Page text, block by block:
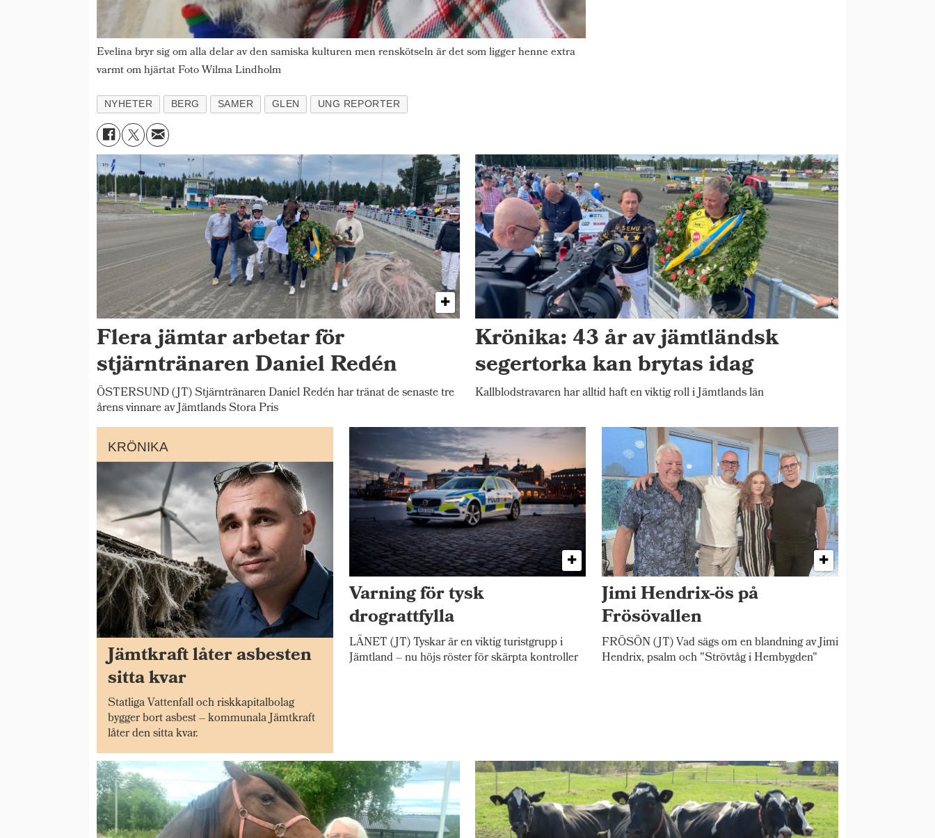
Evelina bryr sig om alla delar av den samiska kulturen men renskötseln är det som ligger henne extra
varmt om hjärtat Foto Wilma Lindholm
NYHETER BERG SAMER GLEN UNG REPORTER
Flera jämtar arbetar för
stjärntränaren Daniel Redén
ÖSTERSUND (JT) Stjärntränaren Daniel Redén har tränat de senaste tre
årens vinnare av Jämtlands Stora Pris
Krönika: 43 år av jämtländsk
segertorka kan brytas idag
Kallblodstravaren har alltid haft en viktig roll i Jämtlands län
KRÖNIKA
Jämtkraft låter asbesten
sitta kvar
Statliga Vattenfall och riskkapitalbolag
bygger bort asbest – kommunala Jämtkraft
låter den sitta kvar.
Varning för tysk
drograttfylla
LÄNET (JT) Tyskar är en viktig turistgrupp i
Jämtland – nu höjs röster för skärpta kontroller
Jimi Hendrix-ös på
Frösövallen
FRÖSÖN (JT) Vad sägs om en blandning av Jimi
Hendrix, psalm och "Strövtåg i Hembygden"